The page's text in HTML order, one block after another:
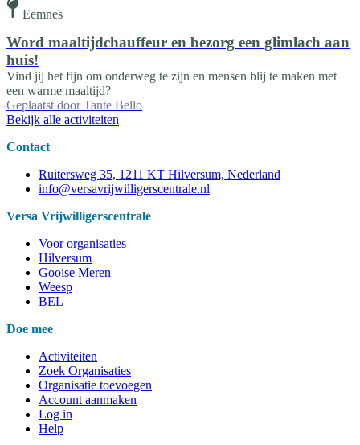
Eemnes
Word maaltijdchauffeur en bezorg een glimlach aan
huis!
Vind jij het fijn om onderweg te zijn en mensen blij te maken met
een warme maaltijd?
Geplaatst door Tante Bello
Bekijk alle activiteiten
Contact
Ruitersweg 35, 1211 KT Hilversum, Nederland
info@versavrijwilligerscentrale.nl
Versa Vrijwilligerscentrale
Voor organisaties
Hilversum
Gooise Meren
Weesp
BEL
Doe mee
Activiteiten
Zoek Organisaties
Organisatie toevoegen
Account aanmaken
Log in
Help